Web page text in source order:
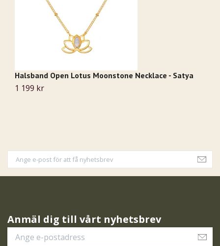
Halsband Open Lotus Moonstone Necklace - Satya
1 199 kr
Anmäl dig till vårt nyhetsbrev